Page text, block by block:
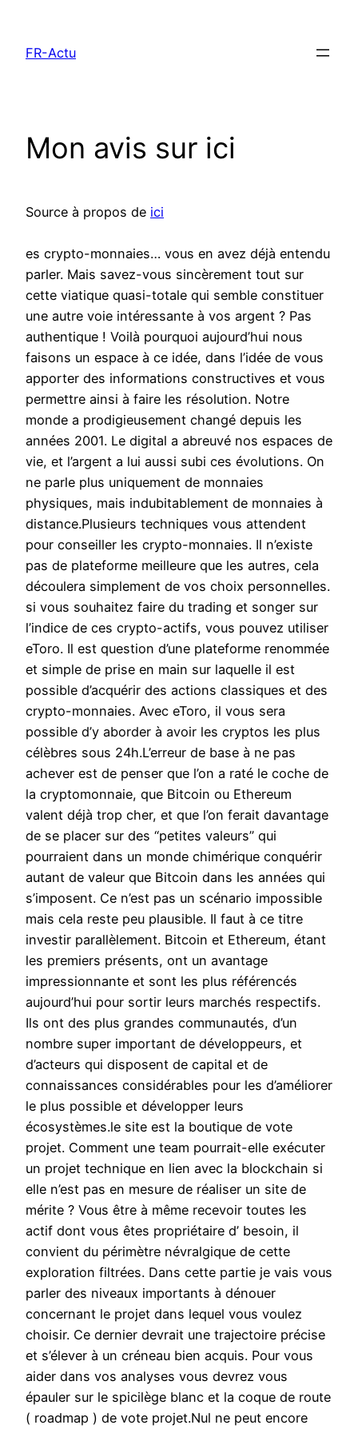
contenu
FR-Actu
Mon avis sur ici
Source à propos de ici
es crypto-monnaies… vous en avez déjà entendu
parler. Mais savez-vous sincèrement tout sur
cette viatique quasi-totale qui semble constituer
une autre voie intéressante à vos argent ? Pas
authentique ! Voilà pourquoi aujourd’hui nous
faisons un espace à ce idée, dans l’idée de vous
apporter des informations constructives et vous
permettre ainsi à faire les résolution. Notre
monde a prodigieusement changé depuis les
années 2001. Le digital a abreuvé nos espaces de
vie, et l’argent a lui aussi subi ces évolutions. On
ne parle plus uniquement de monnaies
physiques, mais indubitablement de monnaies à
distance.Plusieurs techniques vous attendent
pour conseiller les crypto-monnaies. Il n’existe
pas de plateforme meilleure que les autres, cela
découlera simplement de vos choix personnelles.
si vous souhaitez faire du trading et songer sur
l’indice de ces crypto-actifs, vous pouvez utiliser
eToro. Il est question d’une plateforme renommée
et simple de prise en main sur laquelle il est
possible d’acquérir des actions classiques et des
crypto-monnaies. Avec eToro, il vous sera
possible d’y aborder à avoir les cryptos les plus
célèbres sous 24h.L’erreur de base à ne pas
achever est de penser que l’on a raté le coche de
la cryptomonnaie, que Bitcoin ou Ethereum
valent déjà trop cher, et que l’on ferait davantage
de se placer sur des “petites valeurs” qui
pourraient dans un monde chimérique conquérir
autant de valeur que Bitcoin dans les années qui
s’imposent. Ce n’est pas un scénario impossible
mais cela reste peu plausible. Il faut à ce titre
investir parallèlement. Bitcoin et Ethereum, étant
les premiers présents, ont un avantage
impressionnante et sont les plus référencés
aujourd’hui pour sortir leurs marchés respectifs.
Ils ont des plus grandes communautés, d’un
nombre super important de développeurs, et
d’acteurs qui disposent de capital et de
connaissances considérables pour les d’améliorer
le plus possible et développer leurs
écosystèmes.le site est la boutique de vote
projet. Comment une team pourrait-elle exécuter
un projet technique en lien avec la blockchain si
elle n’est pas en mesure de réaliser un site de
mérite ? Vous être à même recevoir toutes les
actif dont vous êtes propriétaire d’ besoin, il
convient du périmètre névralgique de cette
exploration filtrées. Dans cette partie je vais vous
parler des niveaux importants à dénouer
concernant le projet dans lequel vous voulez
choisir. Ce dernier devrait une trajectoire précise
et s’élever à un créneau bien acquis. Pour vous
aider dans vos analyses vous devrez vous
épauler sur le spicilège blanc et la coque de route
( roadmap ) de vote projet.Nul ne peut encore